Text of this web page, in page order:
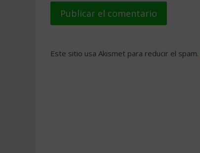
Este sitio usa Akismet para reducir el spam.